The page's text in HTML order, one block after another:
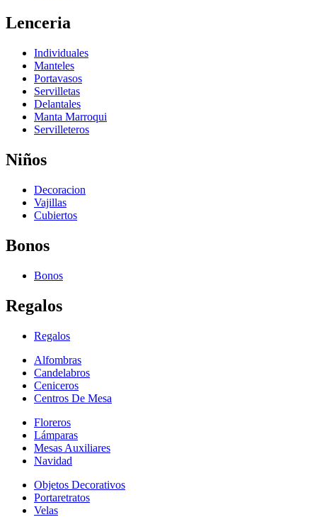
Lenceria
Individuales
Manteles
Portavasos
Servilletas
Delantales
Manta Marroqui
Servilleteros
Niños
Decoracion
Vajillas
Cubiertos
Bonos
Bonos
Regalos
Regalos
Alfombras
Candelabros
Ceniceros
Centros De Mesa
Floreros
Lámparas
Mesas Auxiliares
Navidad
Objetos Decorativos
Portaretratos
Velas